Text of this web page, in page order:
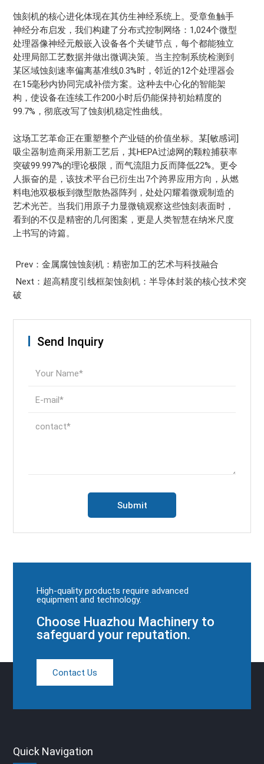
蚀刻机的核心进化体现在其仿生神经系统上。受章鱼触手
神经分布启发，我们构建了分布式控制网络：1,024个微型
处理器像神经元般嵌入设备各个关键节点，每个都能独立
处理局部工艺数据并做出微调决策。当主控制系统检测到
某区域蚀刻速率偏离基准线0.3%时，邻近的12个处理器会
在15毫秒内协同完成补偿方案。这种去中心化的智能架
构，使设备在连续工作200小时后仍能保持初始精度的
99.7%，彻底改写了蚀刻机稳定性曲线。
这场工艺革命正在重塑整个产业链的价值坐标。某[敏感词]
吸尘器制造商采用新工艺后，其HEPA过滤网的颗粒捕获率
突破99.997%的理论极限，而气流阻力反而降低22%。更令
人振奋的是，该技术平台已衍生出7个跨界应用方向，从燃
料电池双极板到微型散热器阵列，处处闪耀着微观制造的
艺术光芒。当我们用原子力显微镜观察这些蚀刻表面时，
看到的不仅是精密的几何图案，更是人类智慧在纳米尺度
上书写的诗篇。
Prev：金属腐蚀蚀刻机：精密加工的艺术与科技融合
Next：超高精度引线框架蚀刻机：半导体封装的核心技术突
破
Send Inquiry
High-quality products require advanced
equipment and technology.
Choose Huazhou Machinery to
safeguard your reputation.
Contact Us
Quick Navigation